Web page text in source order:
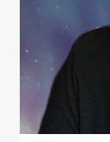
25 let
lásce,